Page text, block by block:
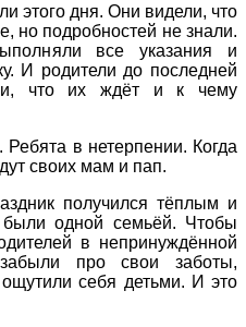
этого дня. Они видели, что
но подробностей не знали.
все указания и
И родители до последней
что их ждёт и к чему
в нетерпении. Когда
своих мам и пап.
получился тёплым и
одной семьёй. Чтобы
в непринуждённой
про свои заботы,
себя детьми. И это